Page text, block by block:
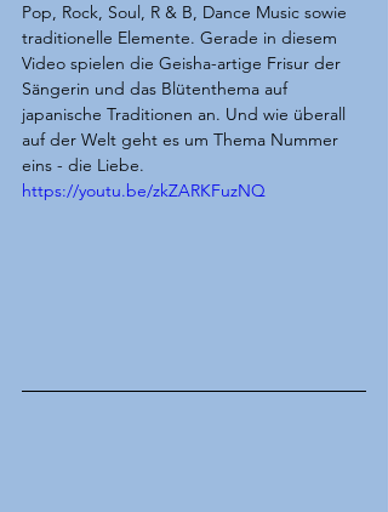
Pop, Rock, Soul, R & B, Dance Music sowie
traditionelle Elemente. Gerade in diesem
Video spielen die Geisha-artige Frisur der
Sängerin und das Blütenthema auf
japanische Traditionen an. Und wie überall
auf der Welt geht es um Thema Nummer
eins - die Liebe.
https://youtu.be/zkZARKFuzNQ